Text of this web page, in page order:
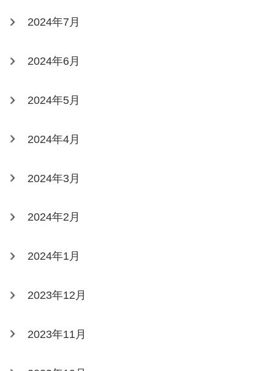
2024年7月
2024年6月
2024年5月
2024年4月
2024年3月
2024年2月
2024年1月
2023年12月
2023年11月